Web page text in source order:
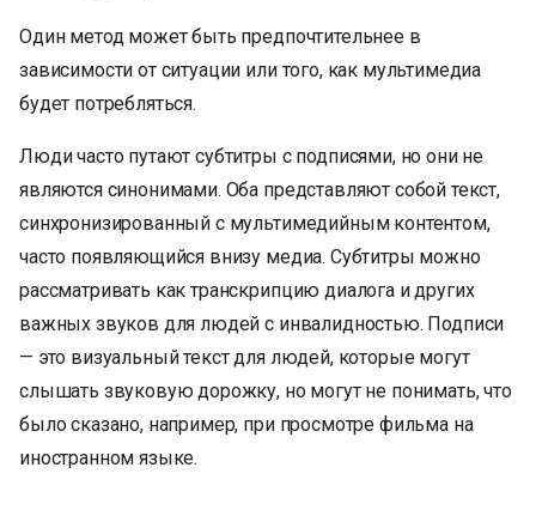
Один метод может быть предпочтительнее в
зависимости от ситуации или того, как мультимедиа
будет потребляться.
Люди часто путают субтитры с подписями, но они не
являются синонимами. Оба представляют собой текст,
синхронизированный с мультимедийным контентом,
часто появляющийся внизу медиа. Субтитры можно
рассматривать как транскрипцию диалога и других
важных звуков для людей с инвалидностью. Подписи
— это визуальный текст для людей, которые могут
слышать звуковую дорожку, но могут не понимать, что
было сказано, например, при просмотре фильма на
иностранном языке.